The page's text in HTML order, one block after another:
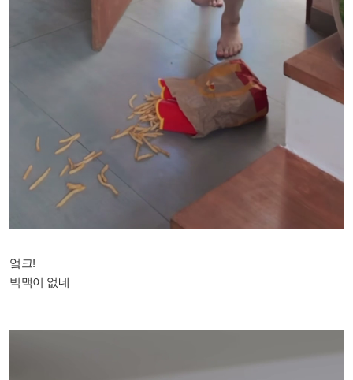
엌크!
빅맥이 없네